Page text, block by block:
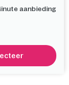
aanbieding